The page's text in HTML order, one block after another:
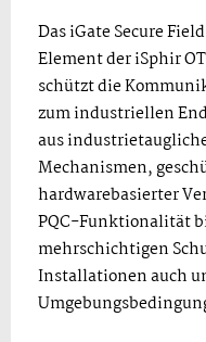
Das iGate Secure
Element der iSphir
schützt die
zum industriellen
aus
Mechanismen,
hardwarebasierter
PQC-Funktionalität
mehrschichtigen
Installationen auch